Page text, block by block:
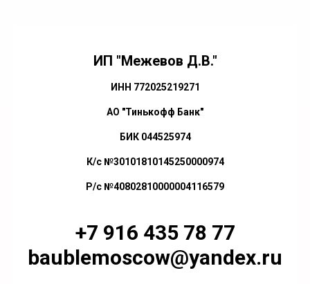
ИП "Межевов Д.В."
ИНН 772025219271
АО "Тинькофф Банк"
БИК 044525974
К/с №30101810145250000974
Р/с №40802810000004116579
+7 916 435 78 77
baublemoscow@yandex.ru